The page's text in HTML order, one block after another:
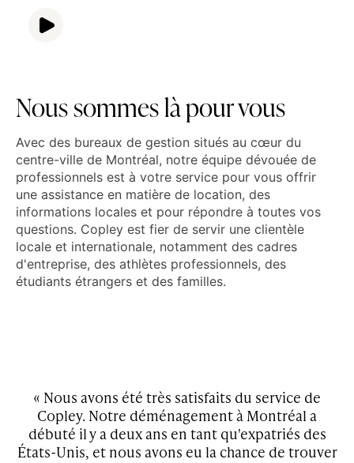
Nous sommes là pour vous
Avec des bureaux de gestion situés au cœur du
centre-ville de Montréal, notre équipe dévouée de
professionnels est à votre service pour vous offrir
une assistance en matière de location, des
informations locales et pour répondre à toutes vos
questions. Copley est fier de servir une clientèle
locale et internationale, notamment des cadres
d'entreprise, des athlètes professionnels, des
étudiants étrangers et des familles.
« Nous avons été très satisfaits du service de
Copley. Notre déménagement à Montréal a
débuté il y a deux ans en tant qu'expatriés des
États-Unis, et nous avons eu la chance de trouver